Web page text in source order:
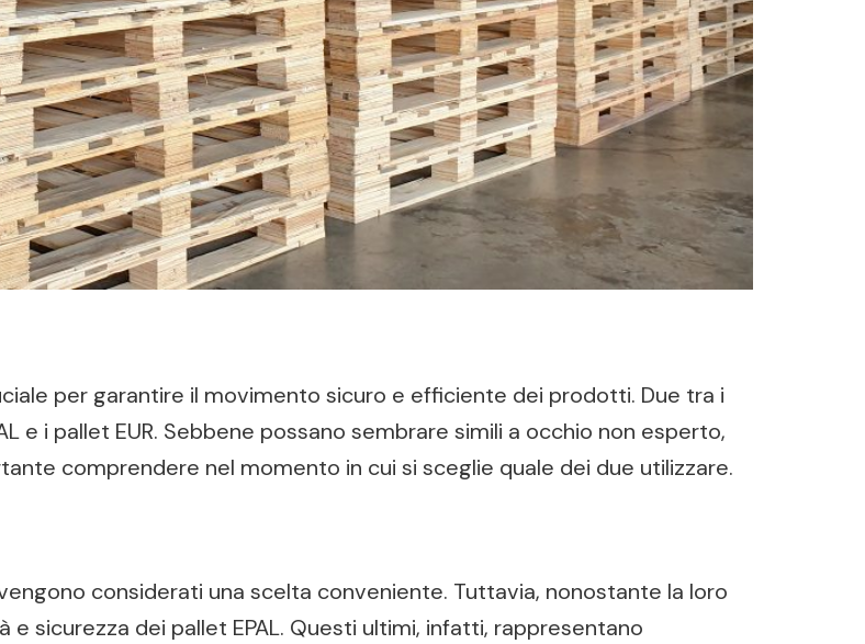
per garantire il movimento sicuro e efficiente dei prodotti. Due tra i
e i pallet EUR. Sebbene possano sembrare simili a occhio non esperto,
comprendere nel momento in cui si sceglie quale dei due utilizzare.
considerati una scelta conveniente. Tuttavia, nonostante la loro
sicurezza dei pallet EPAL. Questi ultimi, infatti, rappresentano